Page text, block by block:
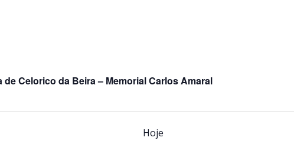
Celorico da Beira – Memorial Carlos Amaral
Hoje